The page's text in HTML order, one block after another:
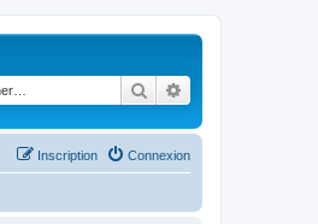
Rechercher
Connexion
Inscription